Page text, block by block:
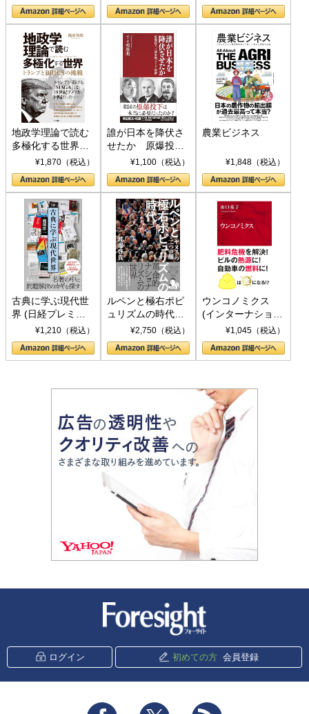
地政学理論で読む
多極化する世界：
トランプとBRICS
の挑戦
¥1,870（税込）
誰が日本を降伏さ
せたか 原爆投
下、ソ連参戦、そ
して聖断 (PHP新
書)
¥1,100（税込）
農業ビジネス
¥1,848（税込）
古典に学ぶ現代世
界 (日経プレミア
シリーズ)¥1,210（税込）
ルペンと極右ポピ
ュリズムの時代：
〈ヤヌス〉の二つ
の顔
¥2,750（税込）
ウンコノミクス
(インターナショナ
ル新書)¥1,045（税込）
ログイン 初めての方 会員登録
Facebook Twitter